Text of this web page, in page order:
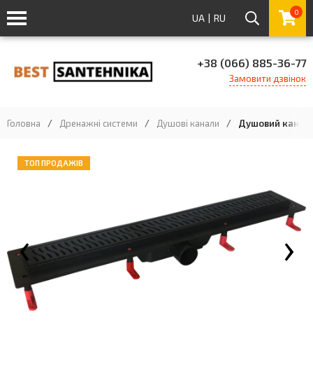
UA | RU 0
+38 (066) 885-36-77
Замовити дзвінок
Головна / Дренажні системи / Душові канали / Душовий канал
ТОП ПРОДАЖІВ
‹ ›